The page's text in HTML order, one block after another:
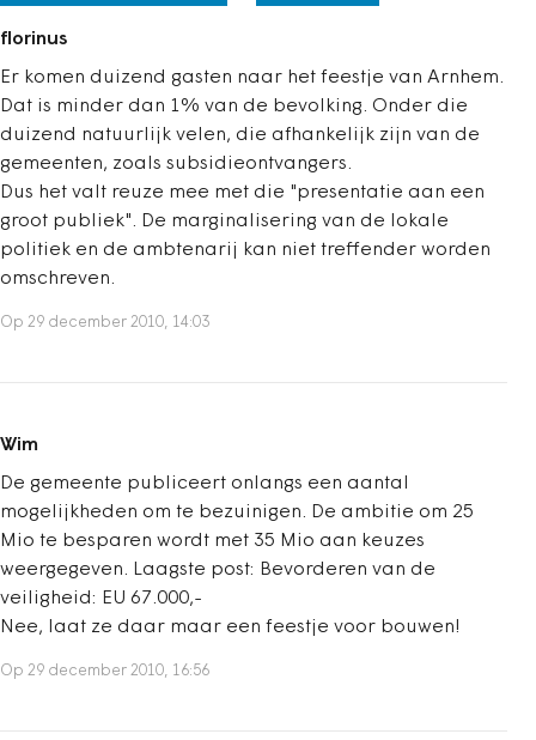
florinus
Er komen duizend gasten naar het feestje van Arnhem.
Dat is minder dan 1% van de bevolking. Onder die
duizend natuurlijk velen, die afhankelijk zijn van de
gemeenten, zoals subsidieontvangers.
Dus het valt reuze mee met die "presentatie aan een
groot publiek". De marginalisering van de lokale
politiek en de ambtenarij kan niet treffender worden
omschreven.
Op 29 december 2010, 14:03
Wim
De gemeente publiceert onlangs een aantal
mogelijkheden om te bezuinigen. De ambitie om 25
Mio te besparen wordt met 35 Mio aan keuzes
weergegeven. Laagste post: Bevorderen van de
veiligheid: EU 67.000,-
Nee, laat ze daar maar een feestje voor bouwen!
Op 29 december 2010, 16:56